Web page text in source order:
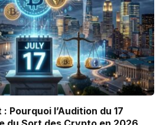
Pourquoi l’Audition du 17